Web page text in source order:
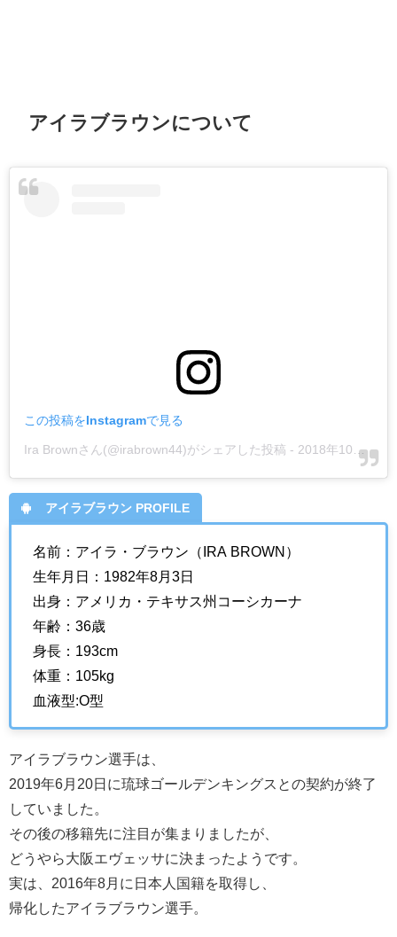
アイラブラウンについて
この投稿をInstagramで見る
Ira Brownさん(@irabrown44)がシェアした投稿 - 2018年10月月11日午前3時20分PDT
アイラブラウン PROFILE
名前：アイラ・ブラウン（IRA BROWN）
生年月日：1982年8月3日
出身：アメリカ・テキサス州コーシカーナ
年齢：36歳
身長：193cm
体重：105kg
血液型:O型
アイラブラウン選手は、
2019年6月20日に琉球ゴールデンキングスとの契約が終了
していました。
その後の移籍先に注目が集まりましたが、
どうやら大阪エヴェッサに決まったようです。
実は、2016年8月に日本人国籍を取得し、
帰化したアイラブラウン選手。